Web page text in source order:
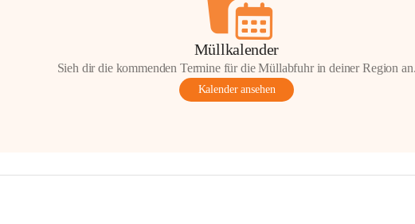
Müllkalender
Sieh dir die kommenden Termine für die Müllabfuhr in deiner Region
Kalender ansehen